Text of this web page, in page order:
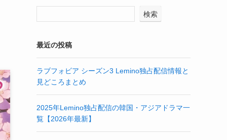
検索
最近の投稿
ラブフォビア シーズン3 Lemino独占配信情報と
見どころまとめ
2025年Lemino独占配信の韓国・アジアドラマ一
覧【2026年最新】